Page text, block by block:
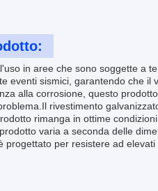
in aree che sono soggette a
eventi sismici, garantendo che il
alla corrosione, questo
rivestimento
rimanga in ottime
varia a seconda delle
progettato per resistere ad